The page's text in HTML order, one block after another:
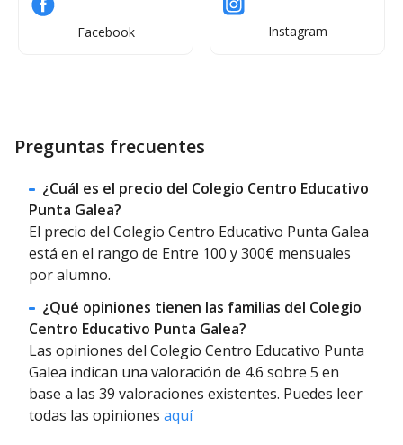
Facebook Instagram
Preguntas frecuentes
¿Cuál es el precio del Colegio Centro Educativo
Punta Galea?
El precio del Colegio Centro Educativo Punta Galea
está en el rango de Entre 100 y 300€ mensuales
por alumno.
¿Qué opiniones tienen las familias del Colegio
Centro Educativo Punta Galea?
Las opiniones del Colegio Centro Educativo Punta
Galea indican una valoración de 4.6 sobre 5 en
base a las 39 valoraciones existentes. Puedes leer
todas las opiniones aquí